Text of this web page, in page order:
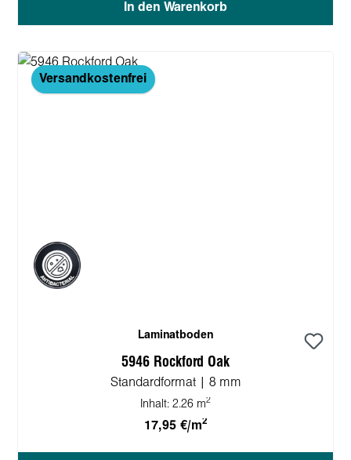
In den Warenkorb
Versandkostenfrei
Laminatboden
5946 Rockford Oak
Standardformat | 8 mm
Inhalt: 2.26 m2
17,95 €/m2